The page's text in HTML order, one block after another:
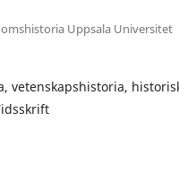
Uppsala Universitet
vetenskapshistoria,